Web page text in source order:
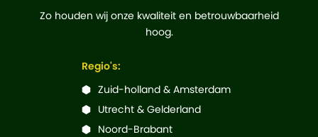
Zo houden wij onze kwaliteit en betrouwbaarheid
hoog.
Regio's:
Zuid-holland & Amsterdam
Utrecht & Gelderland
Noord-Brabant